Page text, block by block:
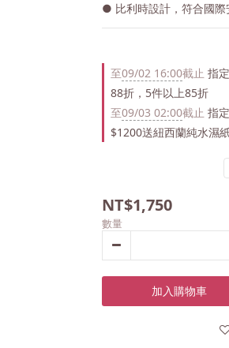
● 比利時設計，符合國際
至09/02 16:00截止 指
88折，5件以上85折
至09/03 02:00截止 指
$1200送紐西蘭純水濕
NT$1,750
數量
加入購物車